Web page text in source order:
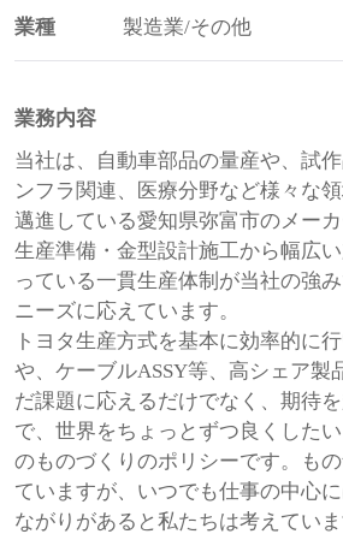
業種 製造業/その他
業務内容
当社は、自動車部品の量産や、試
ンフラ関連、医療分野など様々な
邁進している愛知県弥富市のメー
生産準備・金型設計施工から幅広
っている一貫生産体制が当社の強
ニーズに応えています。
トヨタ生産方式を基本に効率的に
や、ケーブルASSY等、高シェア製
だ課題に応えるだけでなく、期待
で、世界をちょっとずつ良くした
のものづくりのポリシーです。も
ていますが、いつでも仕事の中心
ながりがあると私たちは考えてい